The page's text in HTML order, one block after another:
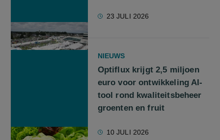
23 JULI 2026
NIEUWS
Optiflux krijgt 2,5 miljoen
euro voor ontwikkeling AI-
tool rond kwaliteitsbeheer
groenten en fruit
10 JULI 2026